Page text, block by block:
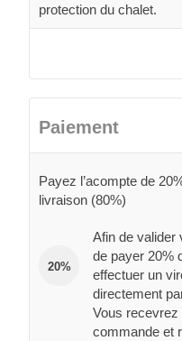
protection du chalet.
Paiement
Payez l’acompte de
livraison (80%)
20%
Afin de valider
de payer 20%
effectuer un
directement
Vous recevrez
commande et